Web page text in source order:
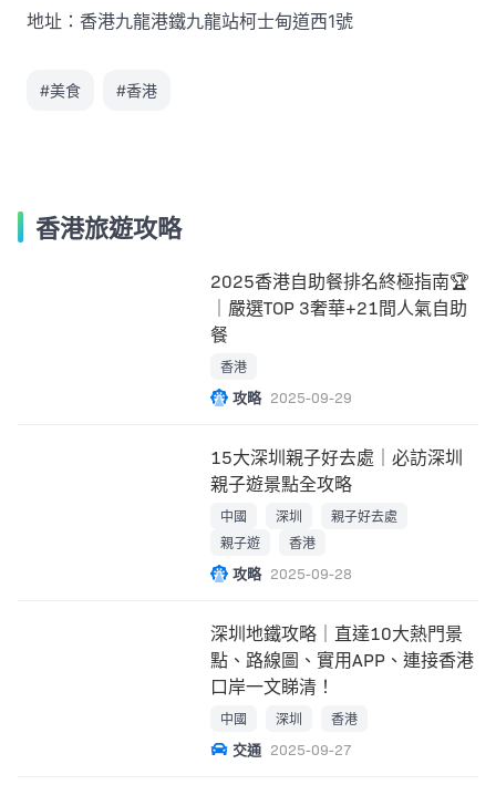
地址：香港九龍港鐵九龍站柯士甸道西1號
#美食 #香港
香港旅遊攻略
2025香港自助餐排名終極指南🏆
｜嚴選TOP 3奢華+21間人氣自助
餐
香港
攻略 2025-09-29
15大深圳親子好去處｜必訪深圳
親子遊景點全攻略
中國 深圳
親子好去處
親子遊
香港
攻略 2025-09-28
深圳地鐵攻略｜直達10大熱門景
點、路線圖、實用APP、連接香港
口岸一文睇清！
中國 深圳 香港
交通 2025-09-27